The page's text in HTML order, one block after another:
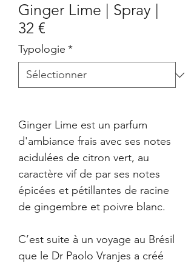
Ginger Lime | Spray |
32 €
Typologie *
Ginger Lime est un parfum
d'ambiance frais avec ses notes
acidulées de citron vert, au
caractère vif de par ses notes
épicées et pétillantes de racine
de gingembre et poivre blanc.
C’est suite à un voyage au Brésil
que le Dr Paolo Vranjes a créé